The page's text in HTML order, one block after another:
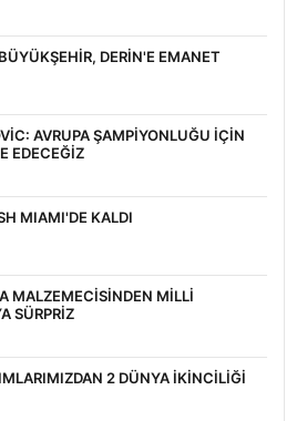
DERİN'E EMANET
AVRUPA ŞAMPİYONLUĞU İÇİN
EDECEĞİZ
MIAMI'DE KALDI
MALZEMECİSİNDEN MİLLİ
SÜRPRİZ
2 DÜNYA İKİNCİLİĞİ